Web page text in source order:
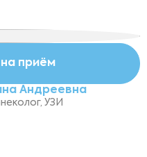
приём
Андреевна
УЗИ